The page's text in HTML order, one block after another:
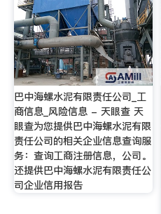
巴中海螺水泥有限责任公司_工
商信息_风险信息 - 天眼查 天
眼查为您提供巴中海螺水泥有限
责任公司的相关企业信息查询服
务：查询工商注册信息，公司。
还提供巴中海螺水泥有限责任公
司企业信用报告